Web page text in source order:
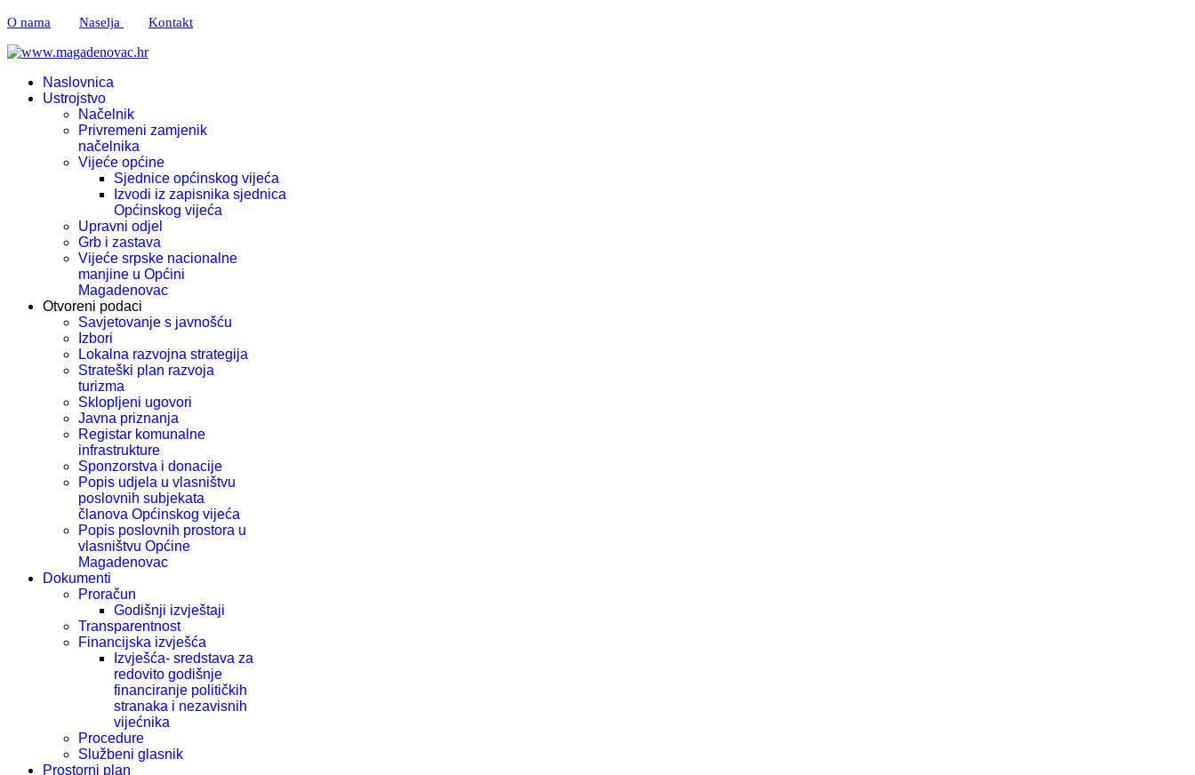
O nama Naselja Kontakt
Naslovnica
Ustrojstvo
Načelnik
Privremeni zamjenik
načelnika
Vijeće općine
Sjednice općinskog vijeća
Izvodi iz zapisnika sjednica
Općinskog vijeća
Upravni odjel
Grb i zastava
Vijeće srpske nacionalne
manjine u Općini
Magadenovac
Otvoreni podaci
Savjetovanje s javnošću
Izbori
Lokalna razvojna strategija
Strateški plan razvoja
turizma
Sklopljeni ugovori
Javna priznanja
Registar komunalne
infrastrukture
Sponzorstva i donacije
Popis udjela u vlasništvu
poslovnih subjekata
članova Općinskog vijeća
Popis poslovnih prostora u
vlasništvu Općine
Magadenovac
Dokumenti
Proračun
Godišnji izvještaji
Transparentnost
Financijska izvješća
Izvješća- sredstava za
redovito godišnje
financiranje političkih
stranaka i nezavisnih
vijećnika
Procedure
Službeni glasnik
Prostorni plan